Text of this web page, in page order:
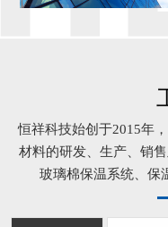
恒祥科技始创于2015年
材料的研发、生产、销
玻璃棉保温系统、保